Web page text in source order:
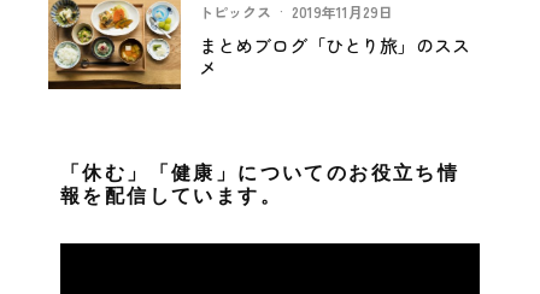
トピックス · 2019年11月29日
まとめブログ「ひとり旅」のスス
メ
「休む」「健康」についてのお役立ち情
報を配信しています。